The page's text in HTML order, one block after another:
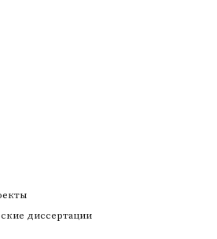
диссертации